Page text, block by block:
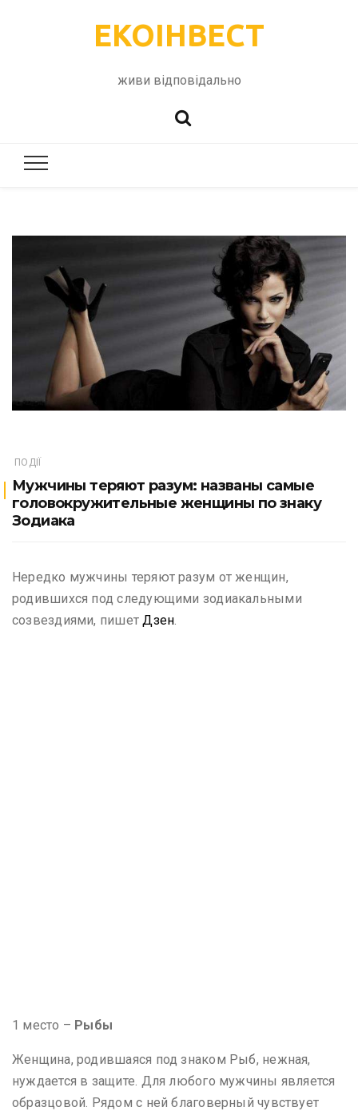
ЕКОІНВЕСТ
живи відповідально
ПОДІЇ
Мужчины теряют разум: названы самые
головокружительные женщины по знаку
Зодиака
Нередко мужчины теряют разум от женщин,
родившихся под следующими зодиакальными
созвездиями, пишет Дзен
1 место – Рыбы
Женщина, родившаяся под знаком Рыб, нежная,
нуждается в защите. Для любого мужчины является
образцовой. Рядом с ней благоверный чувствует